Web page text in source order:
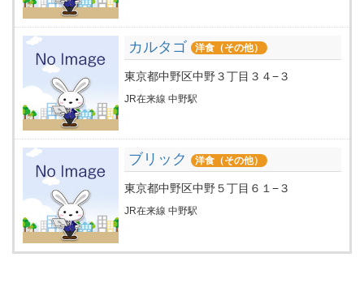
カルタゴ 洋食（その他）
東京都中野区中野３丁目３４−３
JR在来線 中野駅
ブリック 洋食（その他）
東京都中野区中野５丁目６１−３
JR在来線 中野駅